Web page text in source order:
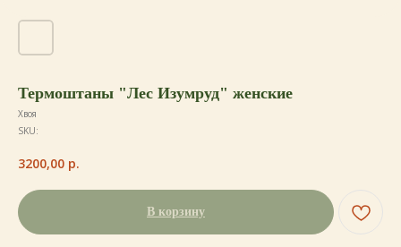
Термоштаны "Лес Изумруд" женские
Хвоя
SKU:
3200,00 р.
В корзину